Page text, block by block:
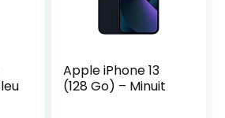
Apple iPhone 13
(128 Go) – Minuit